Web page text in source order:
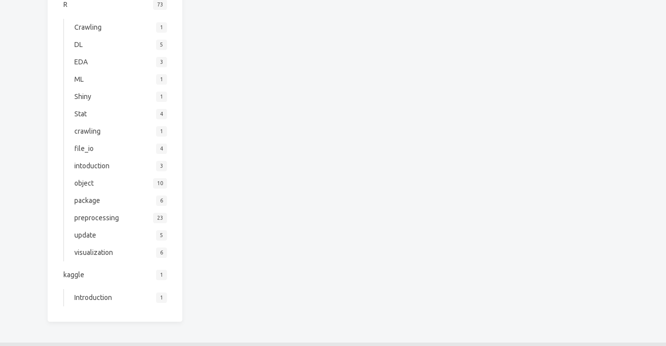
R 73
Crawling 1
DL 5
EDA 3
ML 1
Shiny 1
Stat 4
crawling 1
file_io 4
intoduction 3
object 10
package 6
preprocessing 23
update 5
visualization 6
kaggle 1
Introduction 1